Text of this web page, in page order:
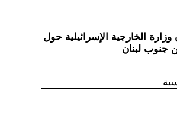
وزارة الخارجية الإسرائيلية حول
جنوب لبنان